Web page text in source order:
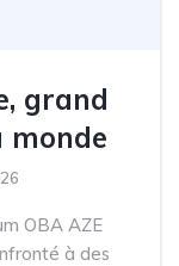
grand
monde
OBA AZE
à des